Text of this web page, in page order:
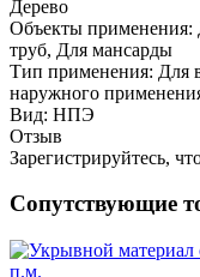
Дерево
Объекты применения:
труб, Для мансарды
Тип применения: Для
наружного
Вид: НПЭ
Отзыв
Зарегистрируйтесь,
Сопутствующие